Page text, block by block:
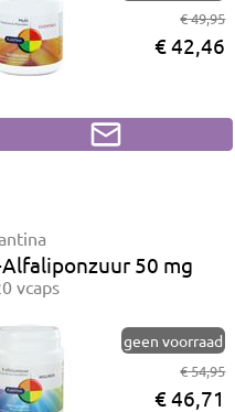
€ 49,95
€ 42,46
Alfaliponzuur 50 mg
vcaps
geen voorraad
€ 54,95
€ 46,71